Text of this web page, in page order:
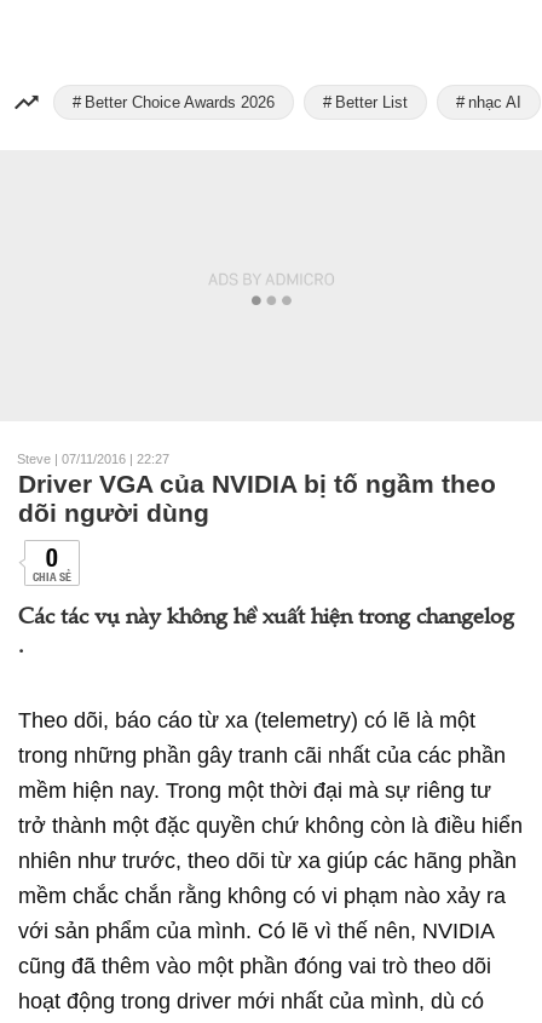
Better Choice Awards 2026 Better List nhạc AI
Steve | 07/11/2016 | 22:27
Driver VGA của NVIDIA bị tố ngầm theo
dõi người dùng
0
CHIA SẺ
Các tác vụ này không hề xuất hiện trong changelog
.
Theo dõi, báo cáo từ xa (telemetry) có lẽ là một
trong những phần gây tranh cãi nhất của các phần
mềm hiện nay. Trong một thời đại mà sự riêng tư
trở thành một đặc quyền chứ không còn là điều hiển
nhiên như trước, theo dõi từ xa giúp các hãng phần
mềm chắc chắn rằng không có vi phạm nào xảy ra
với sản phẩm của mình. Có lẽ vì thế nên, NVIDIA
cũng đã thêm vào một phần đóng vai trò theo dõi
hoạt động trong driver mới nhất của mình, dù có